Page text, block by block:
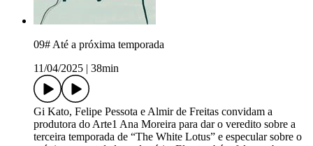
09# Até a próxima temporada
11/04/2025
38min
Gi Kato, Felipe Pessota e Almir de Freitas convidam a
produtora do Arte1 Ana Moreira para dar o veredito sobre a
terceira temporada de “The White Lotus” e especular sobre o